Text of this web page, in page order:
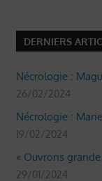
DERNIERS
Nécrologie :
26/02/2024
Nécrologie :
19/02/2024
« Ouvrons
29/01/2024